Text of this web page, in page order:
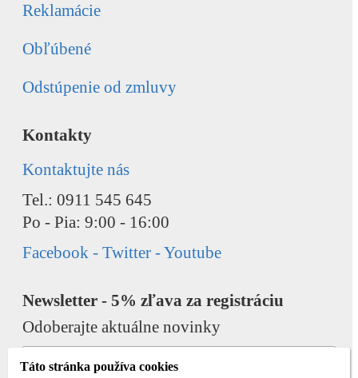
Reklamácie
Obľúbené
Odstúpenie od zmluvy
Kontakty
Kontaktujte nás
Tel.: 0911 545 645
Po - Pia: 9:00 - 16:00
Facebook - Twitter - Youtube
Newsletter - 5% zľava za registráciu
Odoberajte aktuálne novinky
Táto stránka používa cookies